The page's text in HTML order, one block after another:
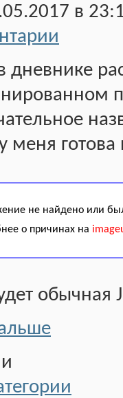
в
дневнике
меня готова
обычная